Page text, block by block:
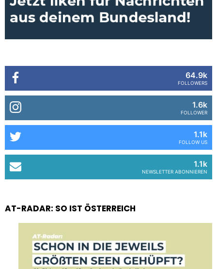
64.9k
FOLLOWERS
1.6k
FOLLOWER
1.1k
FOLLOW US
1.1k
NEWSLETTER ABONNIEREN
AT-RADAR: SO IST ÖSTERREICH